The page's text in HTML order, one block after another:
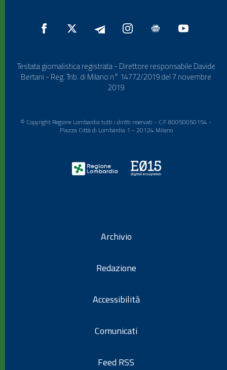
Testata giornalistica registrata - Direttore responsabile Davide
Bertani - Reg. Trib. di Milano n° 14772/2019 del 7 novembre
2019
© Copyright Regione Lombardia tutti i diritti riservati - C.F. 80050050154 -
Piazza Città di Lombardia 1 - 20124 Milano
Archivio
Redazione
Accessibilità
Comunicati
Feed RSS